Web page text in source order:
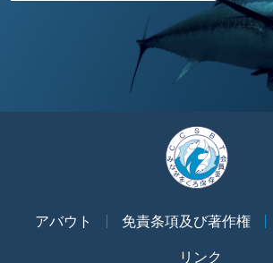
アバウト 免責条項及び著作権
リンク